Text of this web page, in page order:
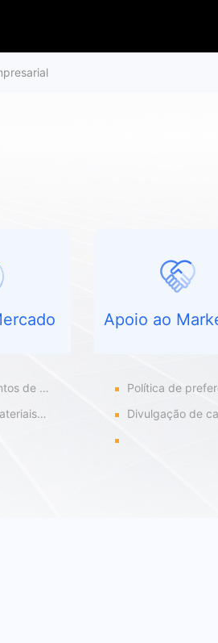
Apoio ao
Política de preferência de promoção do
Divulgação de casos de clientes